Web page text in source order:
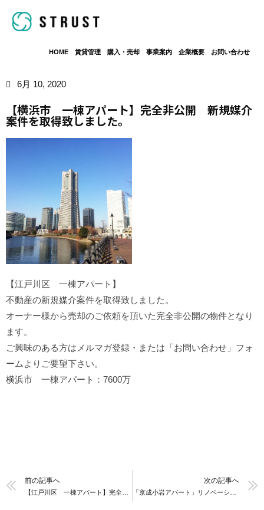
HOME 賃貸管理 購入・売却 事業案内 企業概要 お問い合わせ
6月 10, 2020
【横浜市 一棟アパート】完全非公開 新規媒介
案件を取得致しました。
【江戸川区 一棟アパート】
不動産の新規媒介案件を取得致しました。
オーナー様から売却のご依頼を頂いた完全非公開の物件となり
ます。
ご興味のある方はメルマガ登録・または「お問い合わせ」フォ
ームよりご要望下さい。
横浜市 一棟アパート：7600万
前の記事へ 次の記事へ